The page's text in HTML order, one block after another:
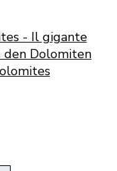
- Il gigante
den Dolomiten